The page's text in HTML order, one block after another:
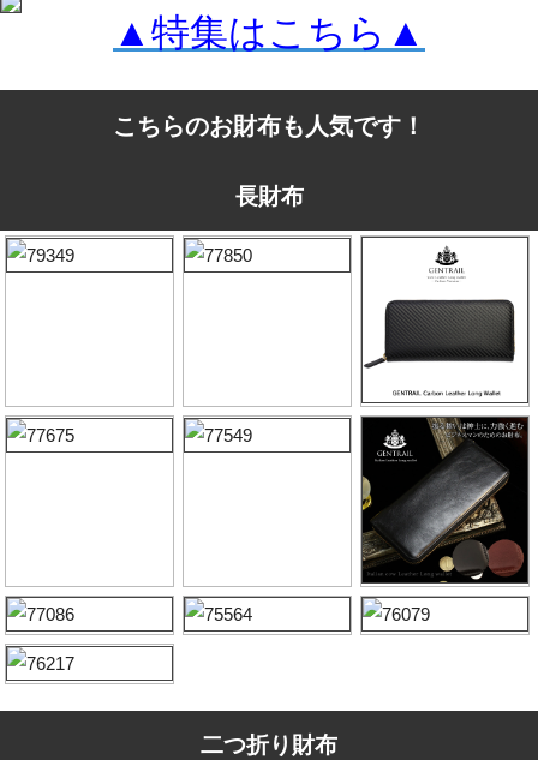
▲特集はこちら▲
こちらのお財布も人気です！
長財布
二つ折り財布